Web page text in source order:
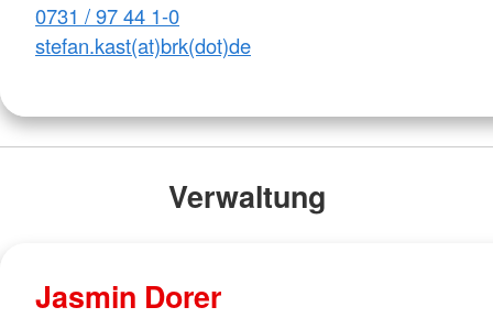
0731 / 97 44 1-0
stefan.kast(at)brk(dot)de
Verwaltung
Jasmin Dorer